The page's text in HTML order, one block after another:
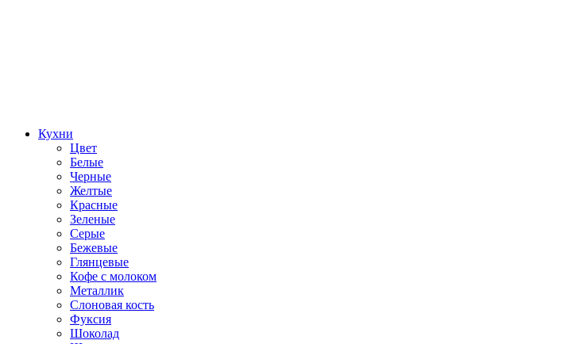
Кухни
Цвет
Белые
Черные
Желтые
Красные
Зеленые
Серые
Бежевые
Глянцевые
Кофе с молоком
Металлик
Слоновая кость
Фуксия
Шоколад